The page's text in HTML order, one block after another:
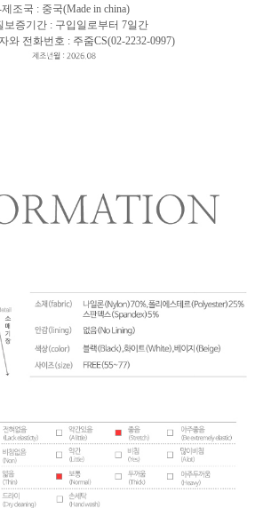
조국 : 중국(Made in china)
보증기간 : 구입일로부터 7일간
와 전화번호 : 주줌CS(02-2232-0997)